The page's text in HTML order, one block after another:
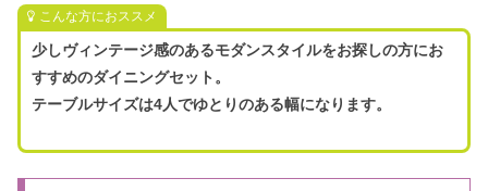
こんな方におススメ
少しヴィンテージ感のあるモダンスタイルをお探しの方にお
すすめのダイニングセット。
テーブルサイズは4人でゆとりのある幅になります。